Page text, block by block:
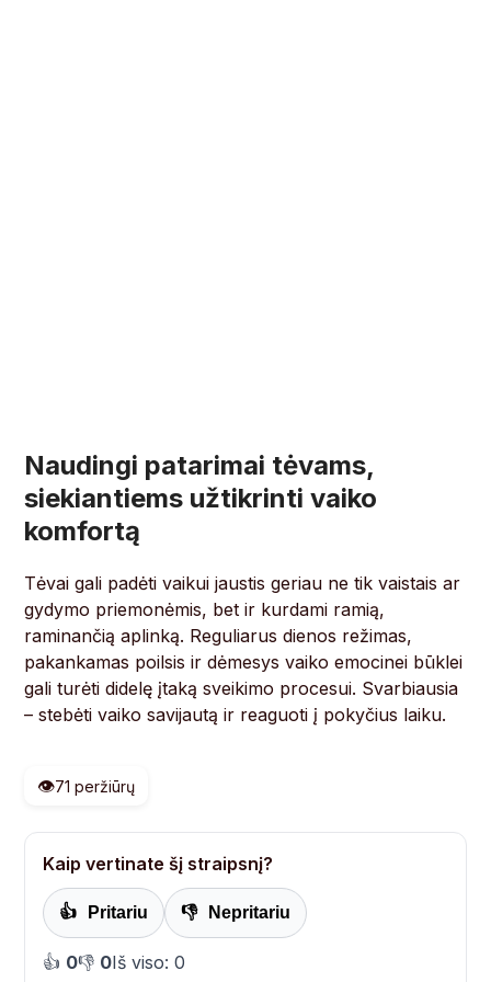
Naudingi patarimai tėvams,
siekiantiems užtikrinti vaiko
komfortą
Tėvai gali padėti vaikui jaustis geriau ne tik vaistais ar
gydymo priemonėmis, bet ir kurdami ramią,
raminančią aplinką. Reguliarus dienos režimas,
pakankamas poilsis ir dėmesys vaiko emocinei būklei
gali turėti didelę įtaką sveikimo procesui. Svarbiausia
– stebėti vaiko savijautą ir reaguoti į pokyčius laiku.
👁️71 peržiūrų
Kaip vertinate šį straipsnį?
👍 Pritariu 👎 Nepritariu
👍 0👎 0Iš viso: 0